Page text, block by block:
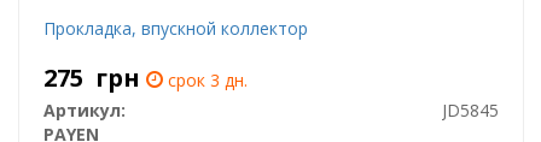
Прокладка, впускной коллектор
275 грн
срок 3 дн.
Артикул:
JD5845
PAYEN